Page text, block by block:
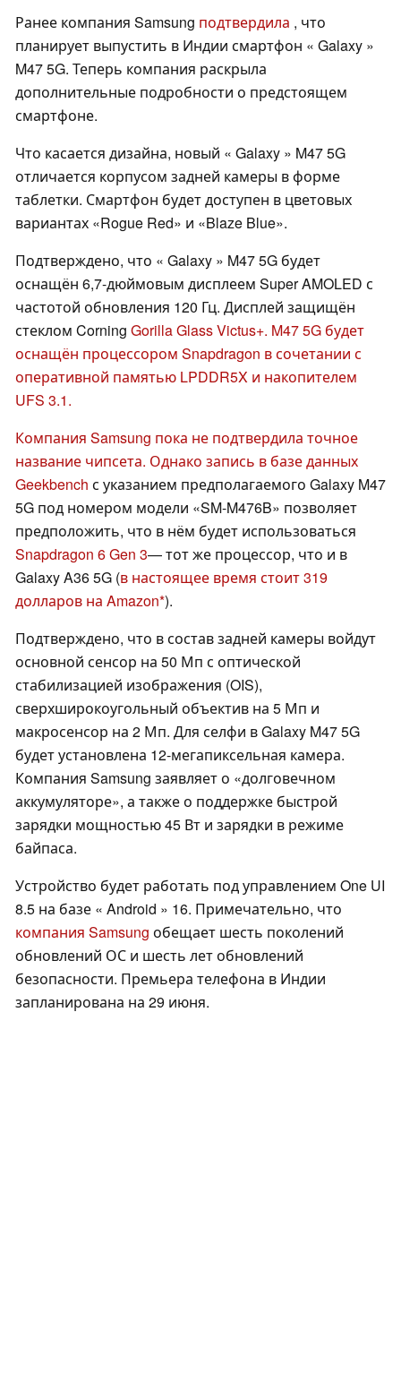
Ранее компания Samsung подтвердила , что
планирует выпустить в Индии смартфон « Galaxy »
M47 5G. Теперь компания раскрыла
дополнительные подробности о предстоящем
смартфоне.
Что касается дизайна, новый « Galaxy » M47 5G
отличается корпусом задней камеры в форме
таблетки. Смартфон будет доступен в цветовых
вариантах «Rogue Red» и «Blaze Blue».
Подтверждено, что « Galaxy » M47 5G будет
оснащён 6,7-дюймовым дисплеем Super AMOLED с
частотой обновления 120 Гц. Дисплей защищён
стеклом Corning Gorilla Glass Victus+. M47 5G будет
оснащён процессором Snapdragon в сочетании с
оперативной памятью LPDDR5X и накопителем
UFS 3.1.
Компания Samsung пока не подтвердила точное
название чипсета. Однако запись в базе данных
Geekbench с указанием предполагаемого Galaxy M47
5G под номером модели «SM-M476B» позволяет
предположить, что в нём будет использоваться
Snapdragon 6 Gen 3— тот же процессор, что и в
Galaxy A36 5G (в настоящее время стоит 319
долларов на Amazon ).
Подтверждено, что в состав задней камеры войдут
основной сенсор на 50 Мп с оптической
стабилизацией изображения (OIS),
сверхширокоугольный объектив на 5 Мп и
макросенсор на 2 Мп. Для селфи в Galaxy M47 5G
будет установлена 12-мегапиксельная камера.
Компания Samsung заявляет о «долговечном
аккумуляторе», а также о поддержке быстрой
зарядки мощностью 45 Вт и зарядки в режиме
байпаса.
Устройство будет работать под управлением One UI
8.5 на базе « Android » 16. Примечательно, что
компания Samsung обещает шесть поколений
обновлений ОС и шесть лет обновлений
безопасности. Премьера телефона в Индии
запланирована на 29 июня.